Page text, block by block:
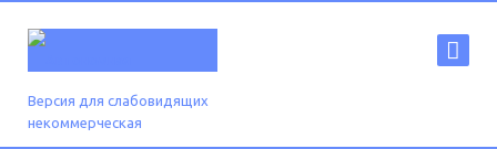
Версия для слабовидящих